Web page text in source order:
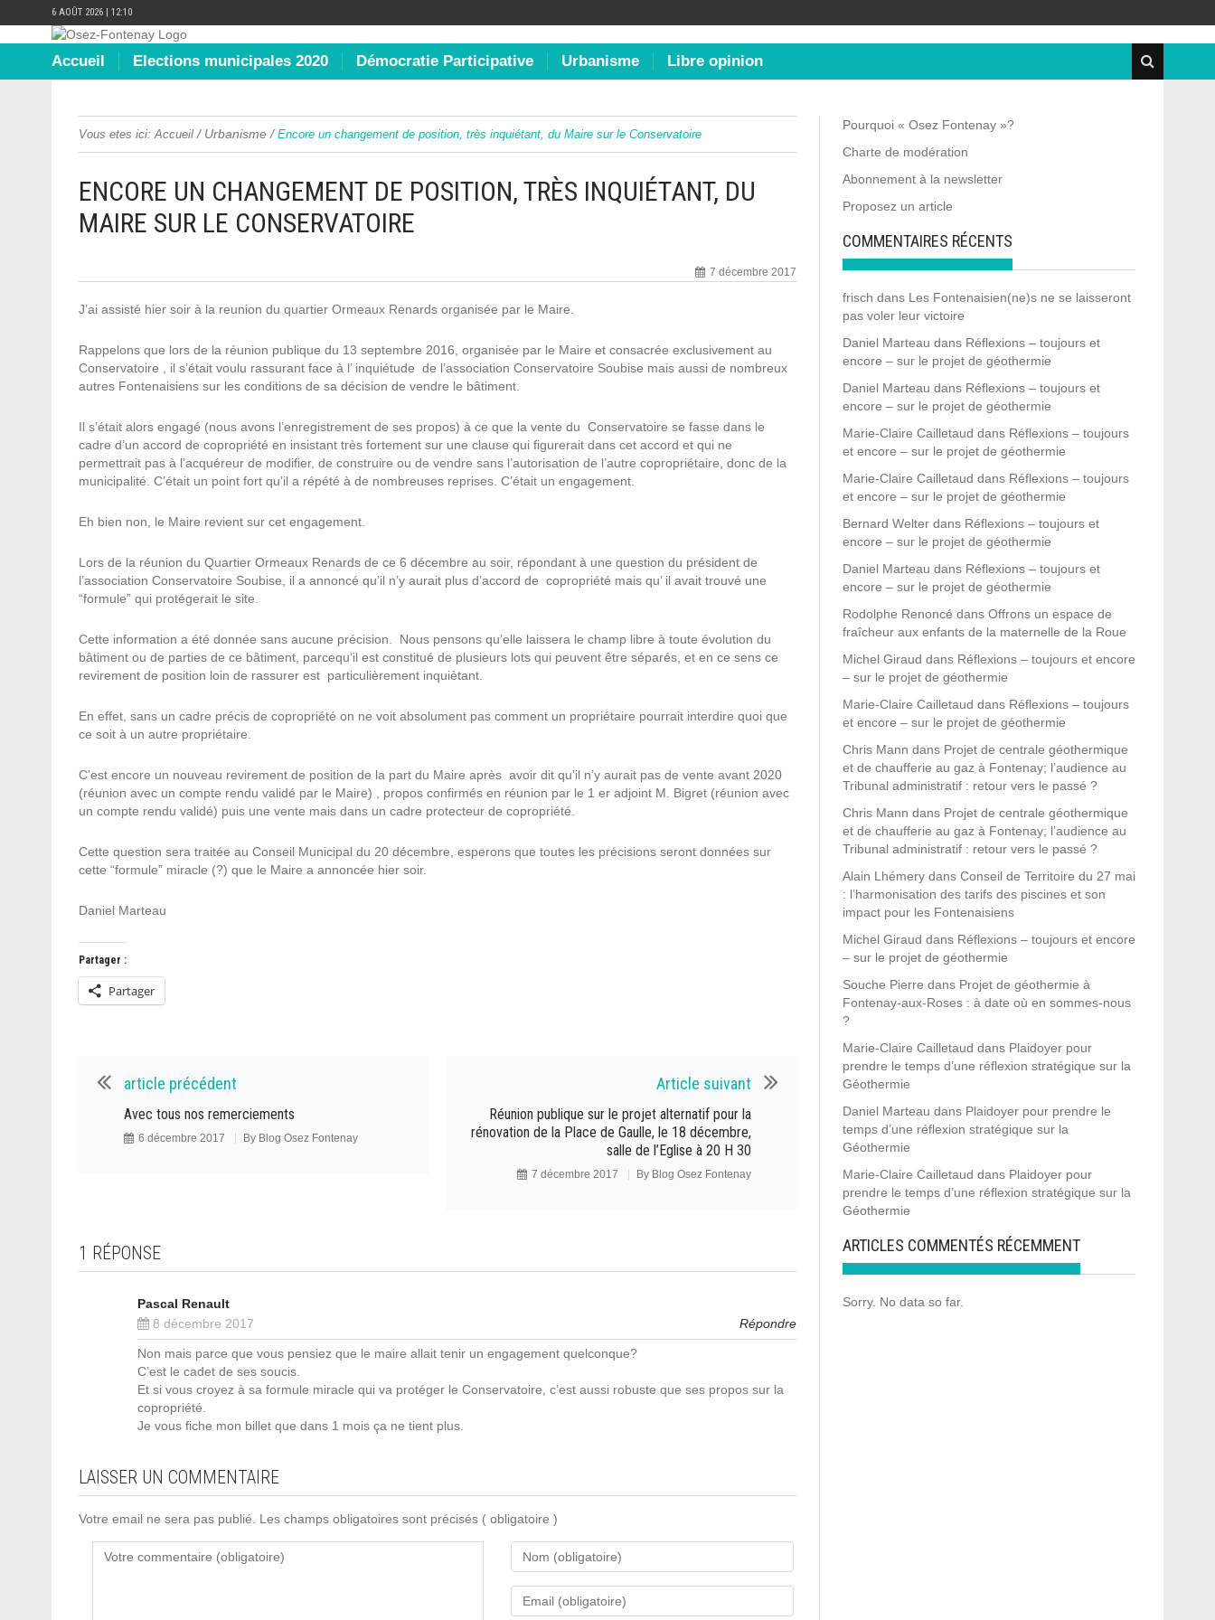
6 AOÛT 2026 | 12:10
Accueil Elections municipales 2020 Démocratie Participative Urbanisme Libre opinion
Vous etes ici: Accueil / Urbanisme / Encore un changement de position, très inquiétant, du Maire sur le Conservatoire
ENCORE UN CHANGEMENT DE POSITION, TRÈS INQUIÉTANT, DU
MAIRE SUR LE CONSERVATOIRE
7 décembre 2017
J’ai assisté hier soir à la reunion du quartier Ormeaux Renards organisée par le Maire.
Rappelons que lors de la réunion publique du 13 septembre 2016, organisée par le Maire et consacrée exclusivement au
Conservatoire , il s’était voulu rassurant face à l’ inquiétude de l’association Conservatoire Soubise mais aussi de nombreux
autres Fontenaisiens sur les conditions de sa décision de vendre le bâtiment.
Il s’était alors engagé (nous avons l’enregistrement de ses propos) à ce que la vente du Conservatoire se fasse dans le
cadre d’un accord de copropriété en insistant très fortement sur une clause qui figurerait dans cet accord et qui ne
permettrait pas à l’acquéreur de modifier, de construire ou de vendre sans l’autorisation de l’autre copropriétaire, donc de la
municipalité. C’était un point fort qu’il a répété à de nombreuses reprises. C’était un engagement.
Eh bien non, le Maire revient sur cet engagement.
Lors de la réunion du Quartier Ormeaux Renards de ce 6 décembre au soir, répondant à une question du président de
l’association Conservatoire Soubise, il a annoncé qu’il n’y aurait plus d’accord de copropriété mais qu’ il avait trouvé une
“formule” qui protégerait le site.
Cette information a été donnée sans aucune précision. Nous pensons qu’elle laissera le champ libre à toute évolution du
bâtiment ou de parties de ce bâtiment, parcequ’il est constitué de plusieurs lots qui peuvent être séparés, et en ce sens ce
revirement de position loin de rassurer est particulièrement inquiètant.
En effet, sans un cadre précis de copropriété on ne voit absolument pas comment un propriétaire pourrait interdire quoi que
ce soit à un autre propriétaire.
C’est encore un nouveau revirement de position de la part du Maire après avoir dit qu’il n’y aurait pas de vente avant 2020
(réunion avec un compte rendu validé par le Maire) , propos confirmés en réunion par le 1 er adjoint M. Bigret (réunion avec
un compte rendu validé) puis une vente mais dans un cadre protecteur de copropriété.
Cette question sera traitée au Conseil Municipal du 20 décembre, esperons que toutes les précisions seront données sur
cette “formule” miracle (?) que le Maire a annoncée hier soir.
Daniel Marteau
Partager :
Partager
article précédent
Avec tous nos remerciements
6 décembre 2017 By Blog Osez Fontenay
Article suivant
Réunion publique sur le projet alternatif pour la
rénovation de la Place de Gaulle, le 18 décembre,
salle de l’Eglise à 20 H 30
7 décembre 2017 By Blog Osez Fontenay
1 RÉPONSE
Pascal Renault
8 décembre 2017
Répondre
Non mais parce que vous pensiez que le maire allait tenir un engagement quelconque?
C’est le cadet de ses soucis.
Et si vous croyez à sa formule miracle qui va protéger le Conservatoire, c’est aussi robuste que ses propos sur la
copropriété.
Je vous fiche mon billet que dans 1 mois ça ne tient plus.
LAISSER UN COMMENTAIRE
Votre email ne sera pas publié. Les champs obligatoires sont précisés ( obligatoire )
Pourquoi « Osez Fontenay »?
Charte de modération
Abonnement à la newsletter
Proposez un article
COMMENTAIRES RÉCENTS
frisch dans Les Fontenaisien(ne)s ne se laisseront
pas voler leur victoire
Daniel Marteau dans Réflexions – toujours et
encore – sur le projet de géothermie
Daniel Marteau dans Réflexions – toujours et
encore – sur le projet de géothermie
Marie-Claire Cailletaud dans Réflexions – toujours
et encore – sur le projet de géothermie
Marie-Claire Cailletaud dans Réflexions – toujours
et encore – sur le projet de géothermie
Bernard Welter dans Réflexions – toujours et
encore – sur le projet de géothermie
Daniel Marteau dans Réflexions – toujours et
encore – sur le projet de géothermie
Rodolphe Renoncé dans Offrons un espace de
fraîcheur aux enfants de la maternelle de la Roue
Michel Giraud dans Réflexions – toujours et encore
– sur le projet de géothermie
Marie-Claire Cailletaud dans Réflexions – toujours
et encore – sur le projet de géothermie
Chris Mann dans Projet de centrale géothermique
et de chaufferie au gaz à Fontenay; l’audience au
Tribunal administratif : retour vers le passé ?
Chris Mann dans Projet de centrale géothermique
et de chaufferie au gaz à Fontenay; l’audience au
Tribunal administratif : retour vers le passé ?
Alain Lhémery dans Conseil de Territoire du 27 mai
: l’harmonisation des tarifs des piscines et son
impact pour les Fontenaisiens
Michel Giraud dans Réflexions – toujours et encore
– sur le projet de géothermie
Souche Pierre dans Projet de géothermie à
Fontenay-aux-Roses : à date où en sommes-nous
?
Marie-Claire Cailletaud dans Plaidoyer pour
prendre le temps d’une réflexion stratégique sur la
Géothermie
Daniel Marteau dans Plaidoyer pour prendre le
temps d’une réflexion stratégique sur la
Géothermie
Marie-Claire Cailletaud dans Plaidoyer pour
prendre le temps d’une réflexion stratégique sur la
Géothermie
ARTICLES COMMENTÉS RÉCEMMENT
Sorry. No data so far.